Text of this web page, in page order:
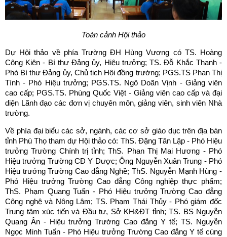
Toàn cảnh Hội thảo
Dự Hội thảo về phía Trường ĐH Hùng Vương có TS. Hoàng
Công Kiên - Bí thư Đảng ủy, Hiệu trưởng; TS. Đỗ Khắc Thanh -
Phó Bí thư Đảng ủy, Chủ tịch Hội đồng trường; PGS.TS Phan Thị
Tình - Phó Hiệu trưởng; PGS.TS. Ngô Doãn Vịnh - Giảng viên
cao cấp; PGS.TS. Phùng Quốc Việt - Giảng viên cao cấp và đại
diện Lãnh đạo các đơn vị chuyên môn, giảng viên, sinh viên Nhà
trường.
Về phía đại biểu các sở, ngành, các cơ sở giáo dục trên địa bàn
tỉnh Phú Thọ tham dự Hội thảo có: ThS. Đặng Tân Lập - Phó Hiệu
trưởng Trường Chính trị tỉnh; ThS. Phan Thị Mai Hương - Phó
Hiệu trưởng Trường CĐ Y Dược; Ông Nguyễn Xuân Trung - Phó
Hiệu trưởng Trường Cao đẳng Nghề; ThS. Nguyễn Mạnh Hùng -
Phó Hiệu trưởng Trường Cao đẳng Công nghiệp thực phẩm;
ThS. Phạm Quang Tuấn - Phó Hiệu trưởng Trường Cao đẳng
Công nghệ và Nông Lâm; TS. Phạm Thái Thủy - Phó giám đốc
Trung tâm xúc tiến và Đầu tư, Sở KH&ĐT tỉnh; TS. BS Nguyễn
Quang Ân - Hiệu trưởng Trường Cao đẳng Y tế; TS. Nguyễn
Ngọc Minh Tuấn - Phó Hiệu trưởng Trường Cao đẳng Y tế cùng